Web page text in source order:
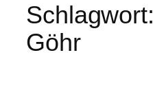
Schlagwort:
Göhr